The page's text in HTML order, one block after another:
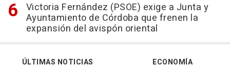
Victoria Fernández (PSOE) exige a Junta y
Ayuntamiento de Córdoba que frenen la
expansión del avispón oriental
ÚLTIMAS NOTICIAS
ECONOMÍA